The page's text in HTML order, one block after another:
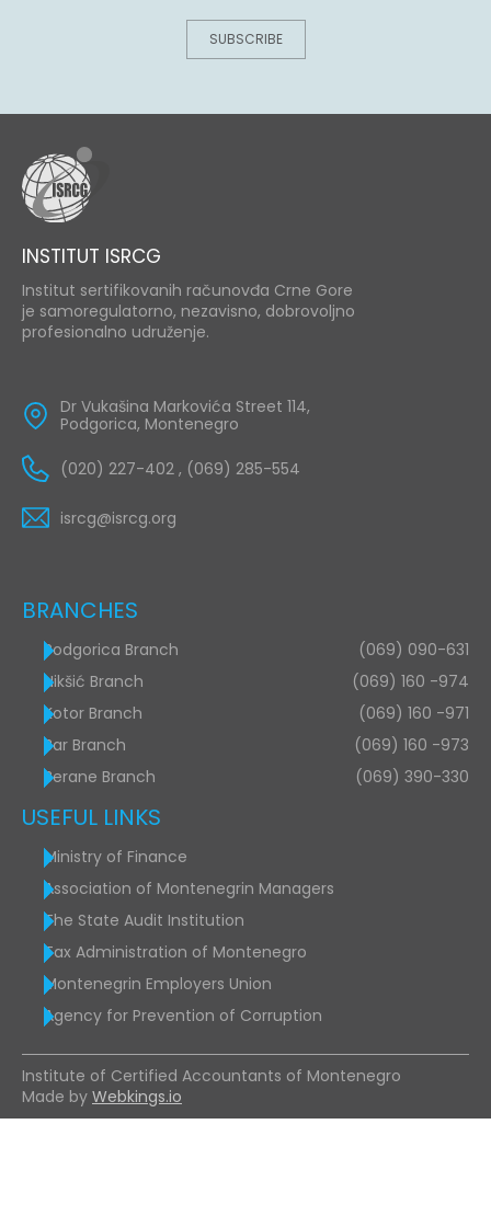
SUBSCRIBE
INSTITUT ISRCG
Institut sertifikovanih računovđa Crne Gore
je samoregulatorno, nezavisno, dobrovoljno
profesionalno udruženje.
Dr Vukašina Markovića Street 114,
Podgorica, Montenegro
(020) 227-402 , (069) 285-554
isrcg@isrcg.org
BRANCHES
Podgorica Branch
(069) 090-631
Nikšić Branch
(069) 160 -974
Kotor Branch
(069) 160 -971
Bar Branch
(069) 160 -973
Berane Branch
(069) 390-330
USEFUL LINKS
Ministry of Finance
Association of Montenegrin Managers
The State Audit Institution
Tax Administration of Montenegro
Montenegrin Employers Union
Agency for Prevention of Corruption
Institute of Certified Accountants of Montenegro
Made by Webkings.io